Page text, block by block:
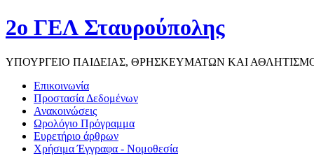
2ο ΓΕΛ Σταυρούπολης
ΥΠΟΥΡΓΕΙΟ ΠΑΙΔΕΙΑΣ, ΘΡΗΣΚΕΥΜΑΤΩΝ ΚΑΙ
Επικοινωνία
Προστασία Δεδομένων
Ανακοινώσεις
Ωρολόγιο Πρόγραμμα
Ευρετήριο άρθρων
Χρήσιμα Έγγραφα - Νομοθεσία